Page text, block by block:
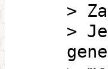
>
>